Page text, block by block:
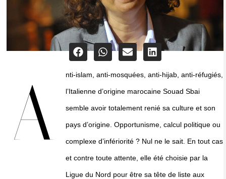
A nti-islam, anti-mosquées, anti-hijab, anti-réfugiés,
l’Italienne d’origine marocaine Souad Sbai
semble avoir totalement renié sa culture et son
pays d’origine. Opportunisme, calcul politique ou
complexe d’infériorité ? Nul ne le sait. En tout cas
et contre toute attente, elle été choisie par la
Ligue du Nord pour être sa tête de liste aux